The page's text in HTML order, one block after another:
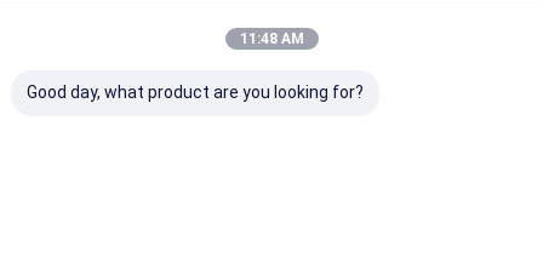
11:48 AM
Good day, what product are you looking for?